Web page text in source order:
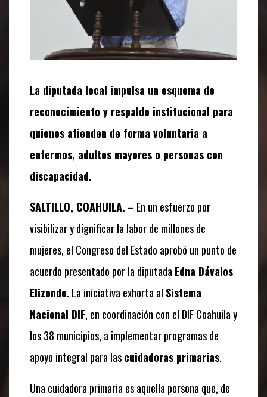
La diputada local impulsa un esquema de
reconocimiento y respaldo institucional para
quienes atienden de forma voluntaria a
enfermos, adultos mayores o personas con
discapacidad.
SALTILLO, COAHUILA. – En un esfuerzo por
visibilizar y dignificar la labor de millones de
mujeres, el Congreso del Estado aprobó un punto de
acuerdo presentado por la diputadaEdna Dávalos
Elizondo. La iniciativa exhorta al Sistema
Nacional DIF, en coordinación con el DIF Coahuila y
los 38 municipios, a implementar programas de
apoyo integral para lascuidadoras primarias.
Una cuidadora primaria es aquella persona que, de